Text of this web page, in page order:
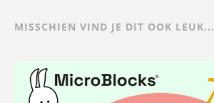
MISSCHIEN VIND JE DIT OOK LEUK...